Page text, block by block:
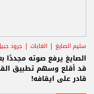
سليم الصايغ الغابات جرود
الصايغ يرفع صوته مجددًا
قد أقلع وسهم تطبيق
قادر على ايقافه!